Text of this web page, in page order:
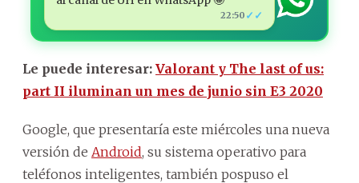
22:50 ✓✓
Le puede interesar: Valorant y The last of us:
part II iluminan un mes de junio sin E3 2020
Google, que presentaría este miércoles una nueva
versión de Android, su sistema operativo para
teléfonos inteligentes, también pospuso el